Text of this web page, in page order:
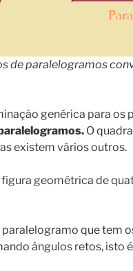
de paralelogramos
genérica para os
O
existem vários outros.
figura geométrica de
paralelogramo que tem
ângulos retos, isto